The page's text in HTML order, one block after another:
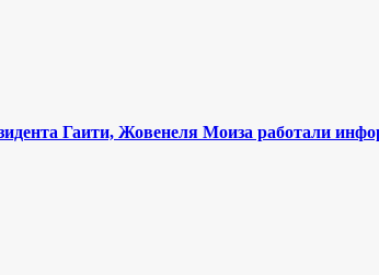
Гаити, Жовенеля Моиза работали